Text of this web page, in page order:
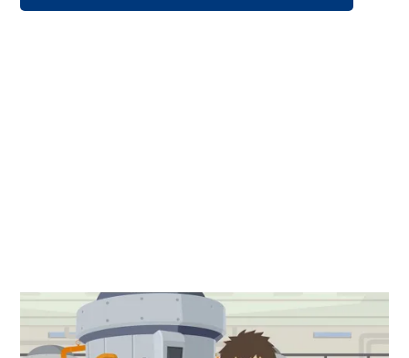
Usa tapones para los oídos
Siempre que uses un compresor de aire o cualquier otro